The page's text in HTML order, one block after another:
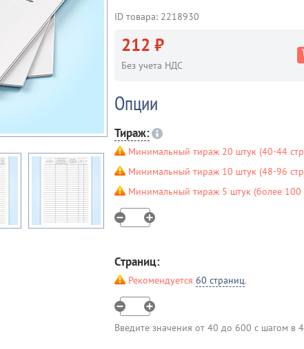
ID товара: 2218930
212 ₽
Без учета НДС
Опции
Тираж:
Минимальный тираж 20 штук (40-44
Минимальный тираж 10 штук (48-96
Минимальный тираж 5 штук (более 100
Страниц:
Рекомендуется 60 страниц.
Введите значения от 40 до 600 с шагом в